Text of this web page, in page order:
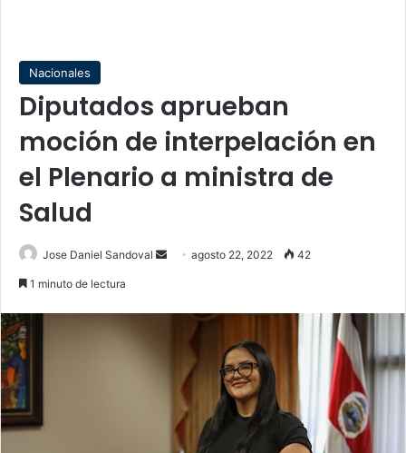
Nacionales
Diputados aprueban
moción de interpelación en
el Plenario a ministra de
Salud
Jose Daniel Sandoval
Sendagosto 22, 2022 42
1 minuto de lectura